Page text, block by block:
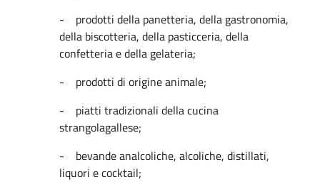
-
prodotti della panetteria, della gastronomia,
della biscotteria, della pasticceria, della
confetteria e della gelateria;
-
prodotti di origine animale;
-
piatti tradizionali della cucina
strangolagallese;
-
bevande analcoliche, alcoliche, distillati,
liquori e cocktail;